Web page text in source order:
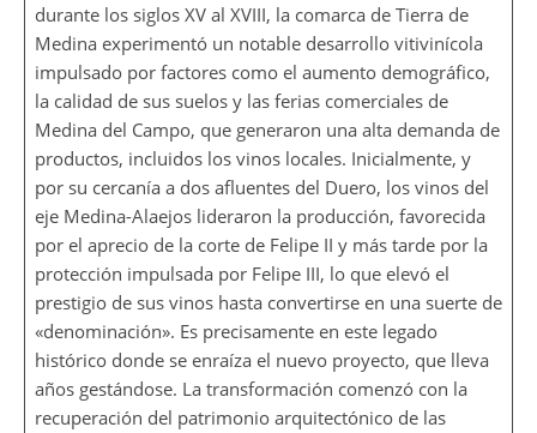
durante los siglos XV al XVIII, la comarca de Tierra de
Medina experimentó un notable desarrollo vitivinícola
impulsado por factores como el aumento demográfico,
la calidad de sus suelos y las ferias comerciales de
Medina del Campo, que generaron una alta demanda de
productos, incluidos los vinos locales. Inicialmente, y
por su cercanía a dos afluentes del Duero, los vinos del
eje Medina-Alaejos lideraron la producción, favorecida
por el aprecio de la corte de Felipe II y más tarde por la
protección impulsada por Felipe III, lo que elevó el
prestigio de sus vinos hasta convertirse en una suerte de
«denominación». Es precisamente en este legado
histórico donde se enraíza el nuevo proyecto, que lleva
años gestándose. La transformación comenzó con la
recuperación del patrimonio arquitectónico de las